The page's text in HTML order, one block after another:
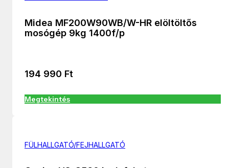
Midea MF200W90WB/W-HR elöltöltős
mosógép 9kg 1400f/p
194 990 Ft
Megtekintés
FÜLHALLGATÓ/FEJHALLGATÓ